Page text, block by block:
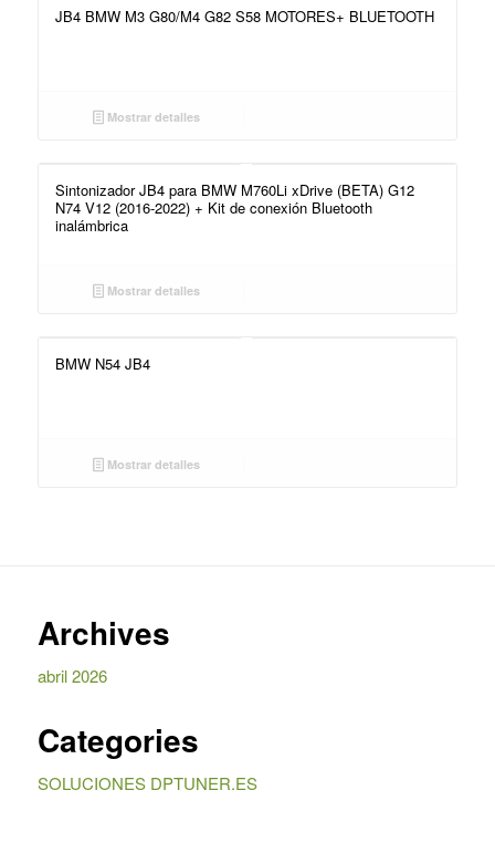
JB4 BMW M3 G80/M4 G82 S58 MOTORES+ BLUETOOTH
Mostrar detalles
Sintonizador JB4 para BMW M760Li xDrive (BETA) G12
N74 V12 (2016-2022) + Kit de conexión Bluetooth
inalámbrica
Mostrar detalles
BMW N54 JB4
Mostrar detalles
Archives
abril 2026
Categories
SOLUCIONES DPTUNER.ES